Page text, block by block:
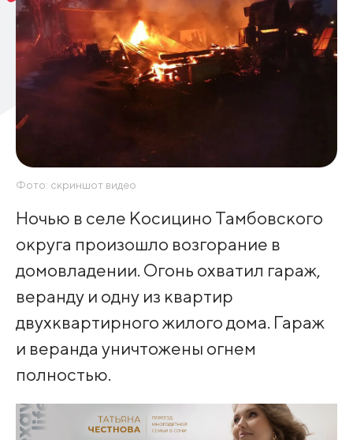
Фото: скриншот видео
Ночью в селе Косицино Тамбовского
округа произошло возгорание в
домовладении. Огонь охватил гараж,
веранду и одну из квартир
двухквартирного жилого дома. Гараж
и веранда уничтожены огнем
полностью.